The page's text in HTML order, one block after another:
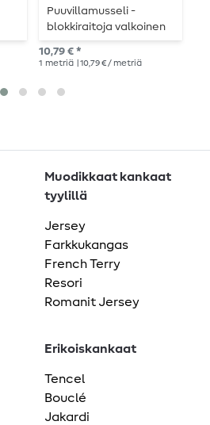
Puuvillamusseli -
blokkiraitoja valkoinen
petrol
10,79 € *
1 metriä | 10,79 € / metriä
Muodikkaat kankaat
tyylillä
Jersey
Farkkukangas
French Terry
Resori
Romanit Jersey
Erikoiskankaat
Tencel
Bouclé
Jakardi